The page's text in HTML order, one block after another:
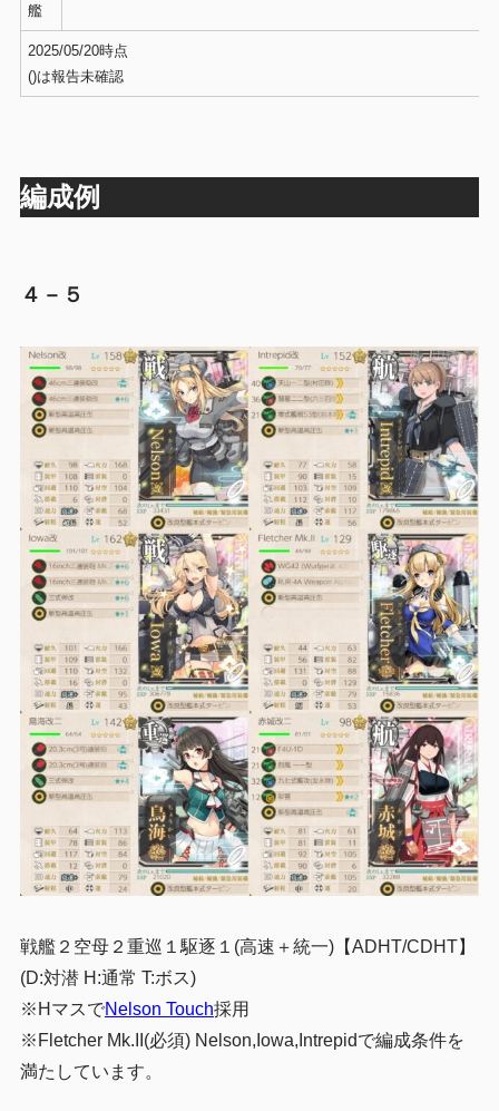
艦
2025/05/20時点
()は報告未確認
編成例
４－５
戦艦２空母２重巡１駆逐１(高速＋統一)【ADHT/CDHT】
(D:対潜 H:通常 T:ボス)
※HマスでNelson Touch採用
※Fletcher Mk.II(必須) Nelson,Iowa,Intrepidで編成条件を
満たしています。